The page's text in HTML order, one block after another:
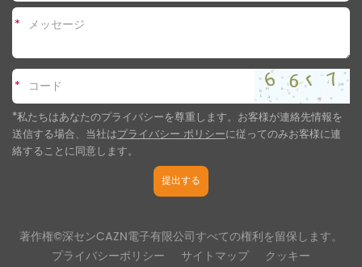
*
*
*私たちはあなたのプライバシーを尊重します。お客様が連絡先情報を
送信する場合、当社はプライバシー ポリシーに従ってのみお客様に連
絡することに同意します。
提出する
著作権©深センCAZN電子有限公司すべての権利を留保します。
プライバシーポリシー
サイトマップ クッキー